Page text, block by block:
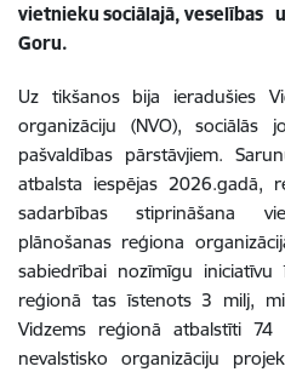
vietnieku sociālajā,
Goru.
Uz tikšanos bija ieradušies
organizāciju (NVO), sociālās
pašvaldības pārstāvjiem.
atbalsta iespējas 2026.gadā,
sadarbības stiprināšana
plānošanas reģiona
sabiedrībai nozīmīgu
reģionā tas īstenots 3 milj,
Vidzems reģionā atbalstīti
nevalstisko organizāciju